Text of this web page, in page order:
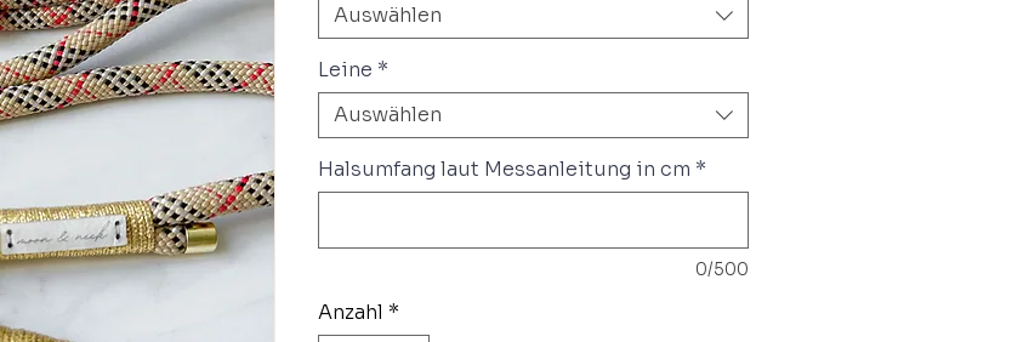
Auswählen
Leine *
Auswählen
Halsumfang laut Messanleitung in cm *
0/500
Anzahl *